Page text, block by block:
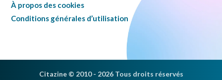
À propos des cookies
Conditions générales d’utilisation
Citazine © 2010 - 2026 Tous droits réservés